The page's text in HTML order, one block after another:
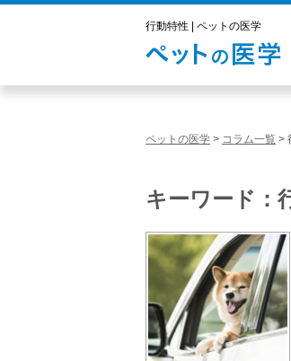
行動特性 | ペットの医学
ペットの医学 > コラム一覧 >
キーワード：